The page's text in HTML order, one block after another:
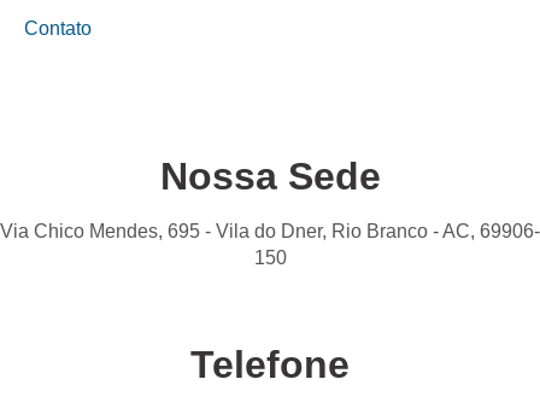
Contato
Nossa Sede
Via Chico Mendes, 695 - Vila do Dner, Rio Branco - AC, 69906-
150
Telefone